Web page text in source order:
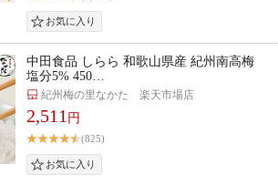
中田食品 しらら 和歌山県産 紀州南高梅
塩分5% 450…
紀州梅の里なかた 楽天市場店
2,511 円
(825)